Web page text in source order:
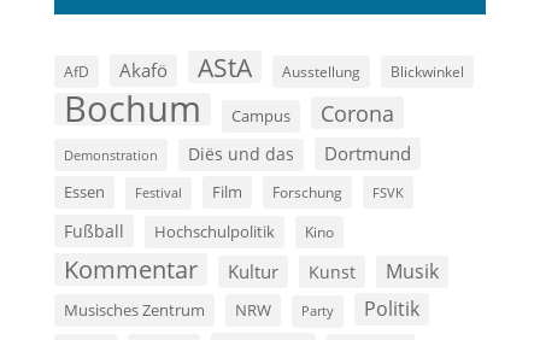
AfD Akafö AStA Ausstellung Blickwinkel
Bochum Campus Corona
Demonstration Diës und das Dortmund
Essen Festival Film Forschung FSVK
Fußball Hochschulpolitik Kino
Kommentar Kultur Kunst Musik
Musisches Zentrum NRW Party Politik